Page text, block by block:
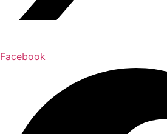
Facebook